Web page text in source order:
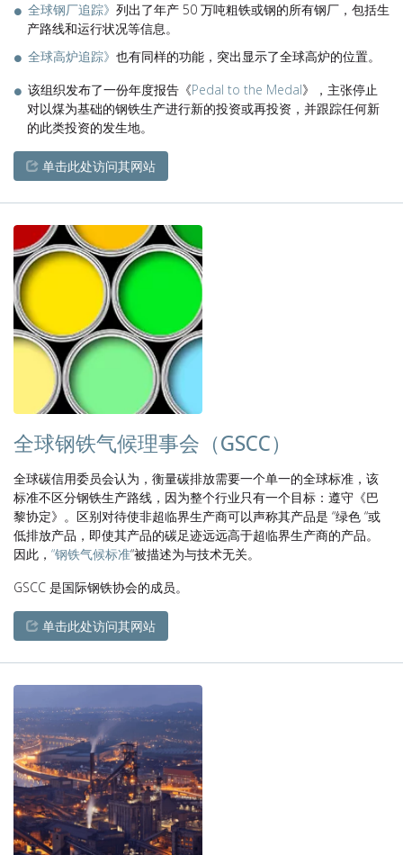
全球钢厂追踪》 列出了年产 50 万吨粗铁或钢的所有钢厂，包括生
产路线和运行状况等信息。
全球高炉追踪》 也有同样的功能，突出显示了全球高炉的位置。
该组织发布了一份年度报告《Pedal to the Medal》，主张停止
对以煤为基础的钢铁生产进行新的投资或再投资，并跟踪任何新
的此类投资的发生地。
单击此处访问其网站
全球钢铁气候理事会（GSCC）
全球碳信用委员会认为，衡量碳排放需要一个单一的全球标准，该
标准不区分钢铁生产路线，因为整个行业只有一个目标：遵守《巴
黎协定》。区别对待使非超临界生产商可以声称其产品是 “绿色 “或
低排放产品，即使其产品的碳足迹远远高于超临界生产商的产品。
因此， “钢铁气候标准“被描述为与技术无关。
GSCC 是国际钢铁协会的成员。
单击此处访问其网站